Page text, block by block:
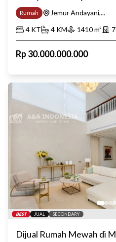
Rumah
Jemur Andayani,...
4 KT 4 KM 1410m²
Rp30.000.000.000
BEST JUAL SECONDARY
Dijual Rumah Mewah di